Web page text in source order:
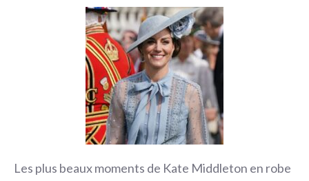
Les plus beaux moments de Kate Middleton en robe